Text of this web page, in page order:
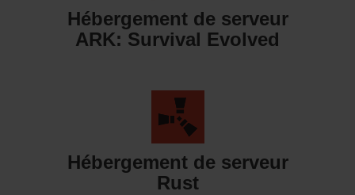
Hébergement de serveur
ARK: Survival Evolved
Hébergement de serveur
Rust